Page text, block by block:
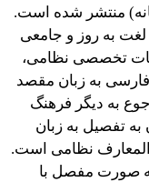
منتشر شده است.
یک فرهنگ لغت به روز و جامعی
تخصصی نظامی،
فارسی به زبان مقصد
به دیگر فرهنگ
به تفصیل به زبان
نظامی است.
صورت مفصل با